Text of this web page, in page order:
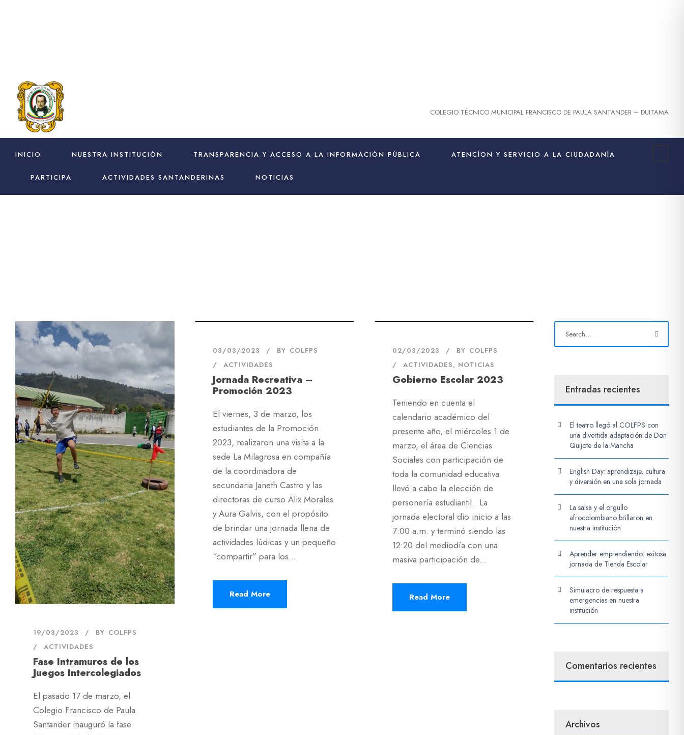
COLEGIO TÉCNICO MUNICIPAL FRANCISCO DE PAULA SANTANDER – DUITAMA
INICIO NUESTRA INSTITUCIÓN TRANSPARENCIA Y ACCESO A LA INFORMACIÓN PÚBLICA ATENCÍON Y SERVICIO A LA CIUDADANÍA
PARTICIPA ACTIVIDADES SANTANDERINAS NOTICIAS
19/03/2023 BY COLFPS
ACTIVIDADES
Fase Intramuros de los
Juegos Intercolegiados
El pasado 17 de marzo, el
Colegio Francisco de Paula
Santander inauguró la fase
03/03/2023 BY COLFPS
ACTIVIDADES
Jornada Recreativa –
Promoción 2023
El viernes, 3 de marzo, los
estudiantes de la Promoción
2023, realizaron una visita a la
sede La Milagrosa en compañía
de la coordinadora de
secundaria Janeth Castro y las
directoras de curso Alix Morales
y Aura Galvis, con el propósito
de brindar una jornada llena de
actividades lúdicas y un pequeño
“compartir” para los...
Read More
02/03/2023 BY COLFPS
ACTIVIDADES, NOTICIAS
Gobierno Escolar 2023
Teniendo en cuenta el
calendario académico del
presente año, el miércoles 1 de
marzo, el área de Ciencias
Sociales con participación de
toda la comunidad educativa
llevó a cabo la elección de
personería estudiantil. La
jornada electoral dio inicio a las
7:00 a.m. y terminó siendo las
12:20 del mediodía con una
masiva participación de...
Read More
Entradas recientes
El teatro llegó al COLFPS con
una divertida adaptación de Don
Quijote de la Mancha
English Day: aprendizaje, cultura
y diversión en una sola jornada
La salsa y el orgullo
afrocolombiano brillaron en
nuestra institución
Aprender emprendiendo: exitosa
jornada de Tienda Escolar
Simulacro de respuesta a
emergencias en nuestra
institución
Comentarios recientes
Archivos